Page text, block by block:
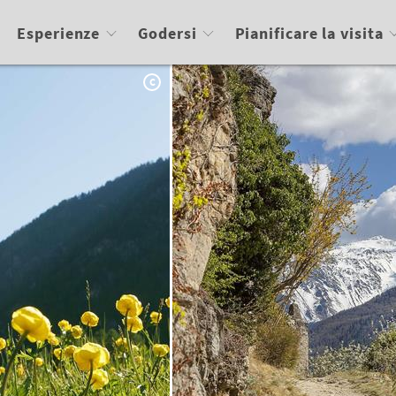
Esperienze Godersi Pianificare la visita
C